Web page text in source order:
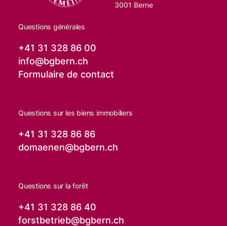
3001 Berne
Questions générales
+41 31 328 86 00
info@bgbern.ch
Formulaire de contact
Questions sur les biens immobiliers
+41 31 328 86 86
domaenen@bgbern.ch
Questions sur la forêt
+41 31 328 86 40
forstbetrieb@bgbern.ch